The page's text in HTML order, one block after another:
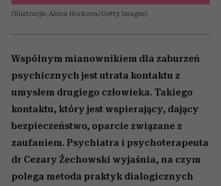
(Ilustracja: Alona Horkova/Getty Images)
Wspólnym mianownikiem dla zaburzeń
psychicznych jest utrata kontaktu z
umysłem drugiego człowieka. Takiego
kontaktu, który jest wspierający, dający
bezpieczeństwo, oparcie związane z
zaufaniem. Psychiatra i psychoterapeuta
dr Cezary Żechowski wyjaśnia, na czym
polega metoda praktyk dialogicznych